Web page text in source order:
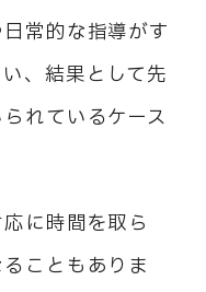
常的な指導がす
、結果として先
れているケース
に時間を取ら
こともありま